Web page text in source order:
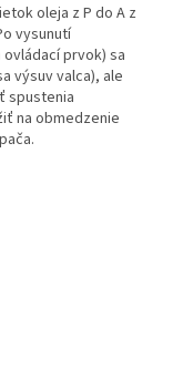
oleja z P do A z
vysunutí
prvok) sa
výsuv valca), ale
spustenia
na obmedzenie